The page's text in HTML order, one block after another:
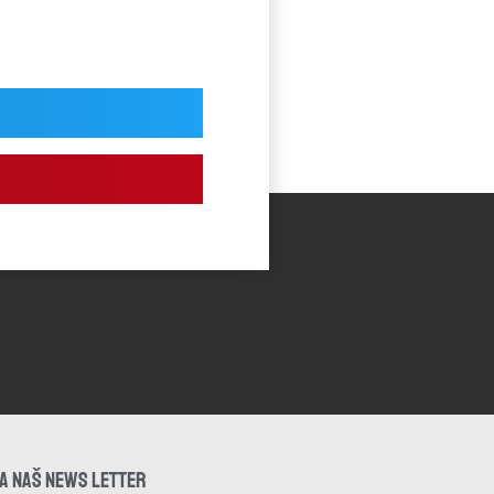
NAŠ NEWS LETTER